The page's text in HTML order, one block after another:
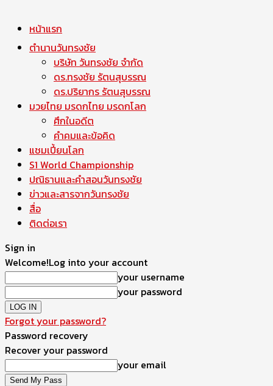
หน้าแรก
ตำนานวันทรงชัย
บริษัท วันทรงชัย จำกัด
ดร.ทรงชัย รัตนสุบรรณ
ดร.ปริยากร รัตนสุบรรณ
มวยไทย มรดกไทย มรดกโลก
ศึกในอดีต
คำคมและข้อคิด
แชมเปี้ยนโลก
S1 World Championship
ปณิธานและคำสอนวันทรงชัย
ข่าวและสารจากวันทรงชัย
สื่อ
ติดต่อเรา
Sign in
Welcome!Log into your account
your username
your password
Forgot your password?
Password recovery
Recover your password
your email